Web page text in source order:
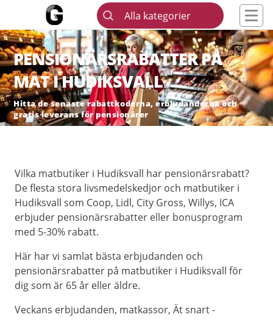
Alla kategorier
PENSIONÄRSRABATTER PÅ
MAT I HUDIKSVALL
Hitta de senaste rabattkoderna, erbjudanderna och
gratis leverans för pensionärer
Vilka matbutiker i Hudiksvall har pensionärsrabatt?
De flesta stora livsmedelskedjor och matbutiker i
Hudiksvall som Coop, Lidl, City Gross, Willys, ICA
erbjuder pensionärsrabatter eller bonusprogram
med 5-30% rabatt.
Här har vi samlat bästa erbjudanden och
pensionärsrabatter på matbutiker i Hudiksvall för
dig som är 65 år eller äldre.
Veckans erbjudanden, matkassor, Ät snart -